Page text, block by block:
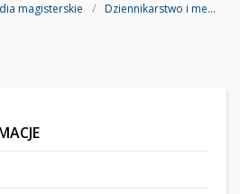
magisterskie
Dziennikarstwo i medioznawstwo